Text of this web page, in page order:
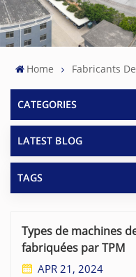
Home Fabricants
CATEGORIES
LATEST BLOG
TAGS
Types de machines
fabriquées par TPM
APR 21, 2024